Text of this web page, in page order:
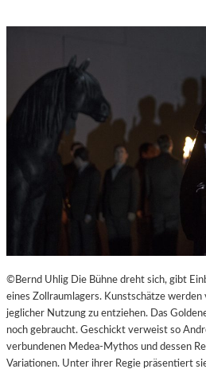
©Bernd Uhlig Die Bühne dreht sich, gibt
eines Zollraumlagers. Kunstschätze
jeglicher Nutzung zu entziehen. Das
noch gebraucht. Geschickt verweist so
verbundenen Medea-Mythos und dessen
Variationen. Unter ihrer Regie präsentiert